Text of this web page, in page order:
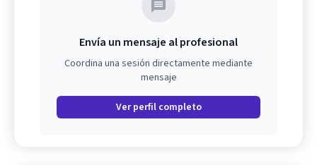
Envía un mensaje al profesional
Coordina una sesión directamente mediante
mensaje
Ver perfil completo